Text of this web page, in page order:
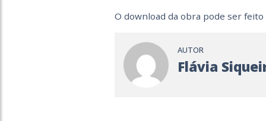
O download da obra pode ser
AUTOR
Flávia